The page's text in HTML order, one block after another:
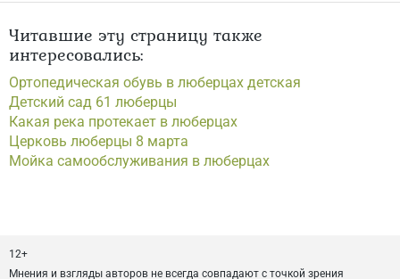
Читавшие эту страницу также
интересовались:
Ортопедическая обувь в люберцах детская
Детский сад 61 люберцы
Какая река протекает в люберцах
Церковь люберцы 8 марта
Мойка самообслуживания в люберцах
12+
Мнения и взгляды авторов не всегда совпадают с точкой зрения